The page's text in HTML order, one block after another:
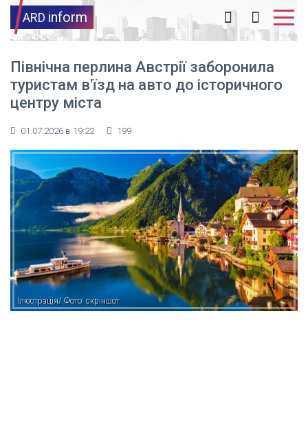
ARD inform
Північна перлина Австрії заборонила
туристам в'їзд на авто до історичного
центру міста
01.07.2026 в 19:22 199
Ілюстрація/ Фото: скріншот